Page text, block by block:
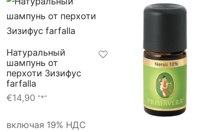
Натуральный
шампунь от
перхоти Зизифус
farfalla
€14,90 "*"
включая 19% НДС